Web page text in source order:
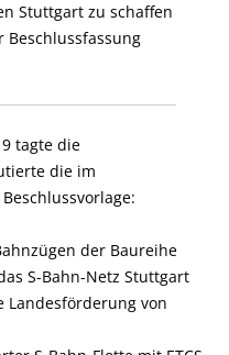
Stuttgart zu schaffen
Beschlussfassung
tagte die
die im
der Baureihe
S-Bahn-Netz Stuttgart
Landesförderung von